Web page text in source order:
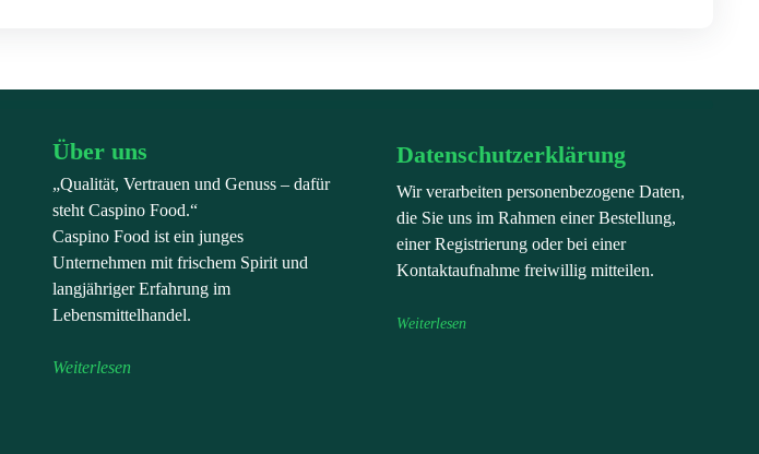
Über uns
„Qualität, Vertrauen und Genuss – dafür
steht Caspino Food.“
Caspino Food ist ein junges
Unternehmen mit frischem Spirit und
langjähriger Erfahrung im
Lebensmittelhandel.
Weiterlesen
Datenschutzerklärung
Wir verarbeiten personenbezogene Daten,
die Sie uns im Rahmen einer Bestellung,
einer Registrierung oder bei einer
Kontaktaufnahme freiwillig mitteilen.
Weiterlesen